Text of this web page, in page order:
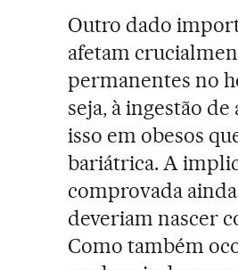
Outro dado
afetam
permanentes no
seja, à ingestão
isso em obesos
bariátrica. A
comprovada
deveriam nascer
Como também